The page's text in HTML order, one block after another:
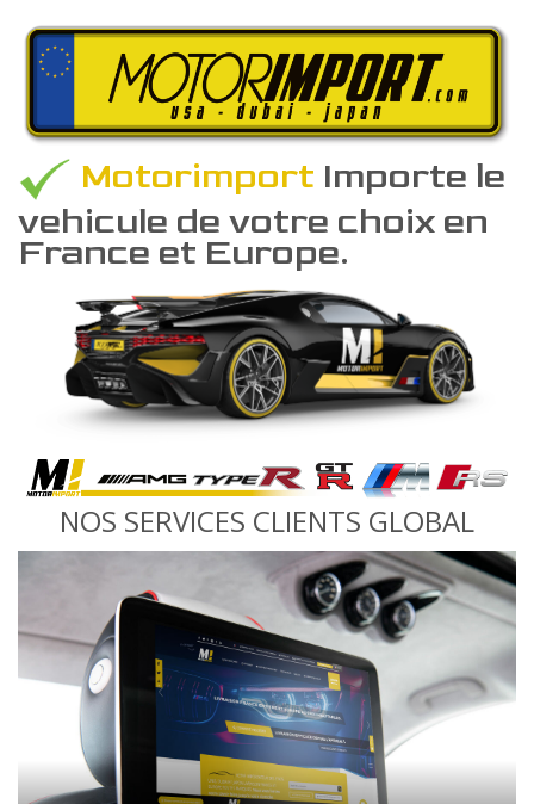
Motorimport Importe le
vehicule de votre choix en
France et Europe.
NOS SERVICES CLIENTS GLOBAL